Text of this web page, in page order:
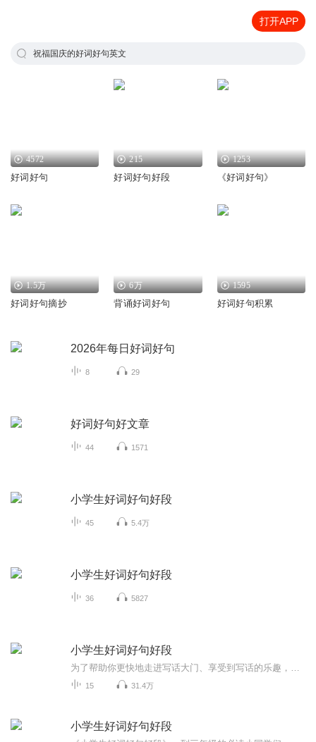
打开APP
祝福国庆的好词好句英文
4572
好词好句
215
好词好句好段
1253
《好词好句》
1.5万
好词好句摘抄
6万
背诵好词好句
1595
好词好句积累
2026年每日好词好句
8 29
好词好句好文章
44 1571
小学生好词好句好段
45 5.4万
小学生好词好句好段
36 5827
小学生好词好句好段
15 31.4万
小学生好词好句好段